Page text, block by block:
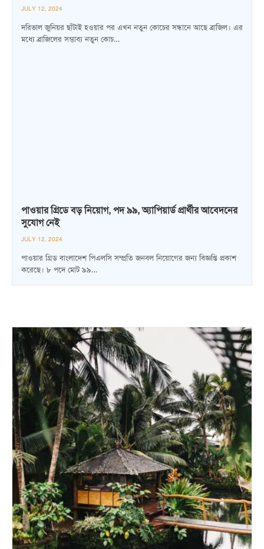
JULY 12, 2024
দরিভাল জুনিয়র ছাঁটাই হওয়ার পর এখন নতুন কোচের সন্ধানে আছে ব্রাজিল। এর
মধ্যে ব্রাজিলের সম্ভাব্য নতুন কোচ…
পাওয়ার গ্রিডে বড় নিয়োগ, পদ ৯৯, অ্যাপিয়ার্ড প্রার্থীর আবেদনের
সুযোগ নেই
JULY 12, 2024
পাওয়ার গ্রিড বাংলাদেশ পিএলসি সম্প্রতি জনবল নিয়োগের জন্য বিজ্ঞপ্তি প্রকাশ
করেছে। ৮ পদে মোট ৯৯…